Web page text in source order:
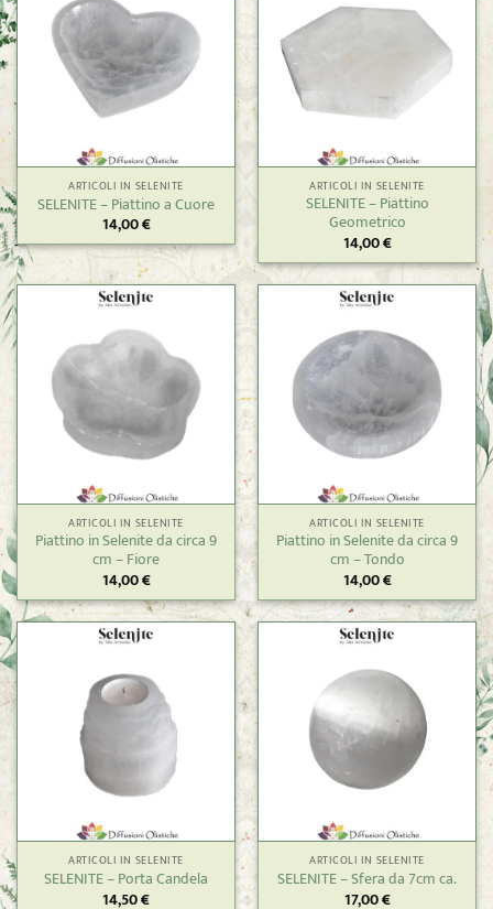
ARTICOLI IN SELENITE
SELENITE – Piattino a Cuore
14,00€
ARTICOLI IN SELENITE
SELENITE – Piattino
Geometrico
14,00€
ARTICOLI IN SELENITE
Piattino in Selenite da circa 9
cm – Fiore
14,00€
ARTICOLI IN SELENITE
Piattino in Selenite da circa 9
cm – Tondo
14,00€
ARTICOLI IN SELENITE
SELENITE – Porta Candela
14,50€
ARTICOLI IN SELENITE
SELENITE – Sfera da 7cm ca.
17,00€